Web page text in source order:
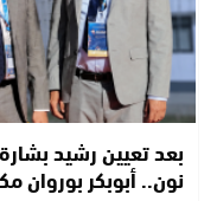
بعد تعيين رشيد
نون.. أبوبكر بوروان